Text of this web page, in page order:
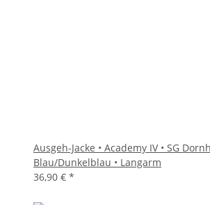
Ausgeh-Jacke • Academy IV • SG
Blau/Dunkelblau • Langarm
36,90 € *